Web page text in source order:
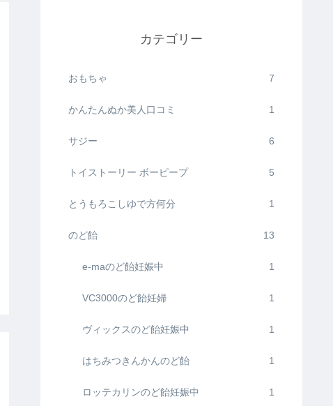
カテゴリー
おもちゃ 7
かんたんぬか美人口コミ 1
サジー 6
トイストーリー ボーピープ 5
とうもろこしゆで方何分 1
のど飴 13
e-maのど飴妊娠中 1
VC3000のど飴妊婦 1
ヴィックスのど飴妊娠中 1
はちみつきんかんのど飴 1
ロッテカリンのど飴妊娠中 1